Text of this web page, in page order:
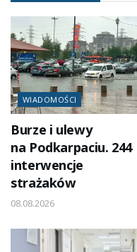
WIADOMOŚCI
Burze i ulewy
na Podkarpaciu. 244
interwencje
strażaków
08.08.2026